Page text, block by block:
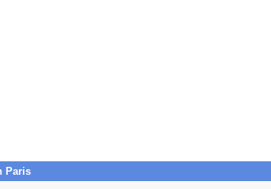
Paris